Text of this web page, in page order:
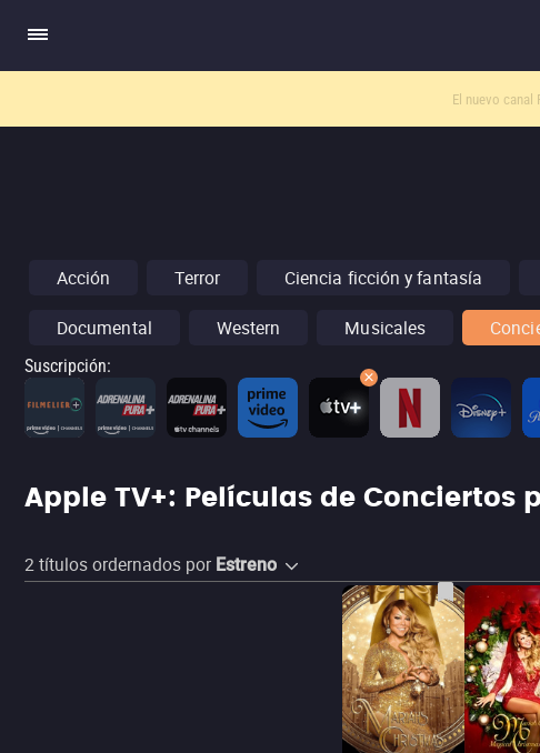
El nuevo canal
Acción Terror Ciencia ficción y fantasía
Documental Western Musicales
Suscripción:
Apple TV+: Películas de Conciertos
2títulos ordernados por Estreno